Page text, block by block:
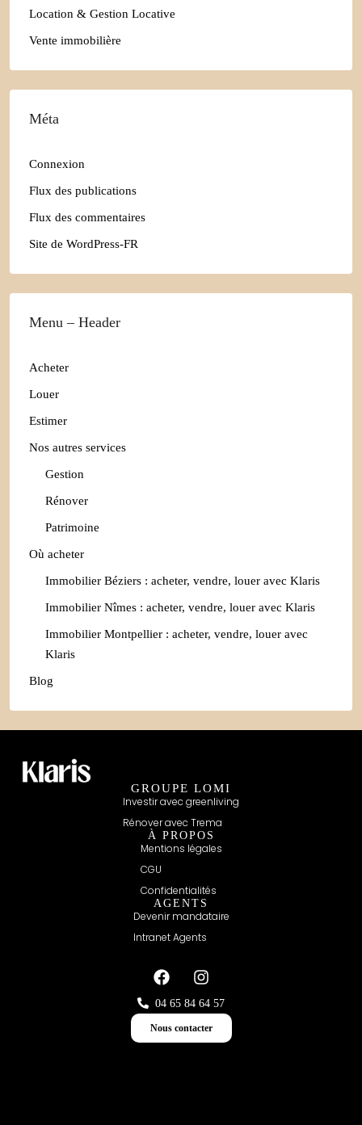
Location & Gestion Locative
Vente immobilière
Méta
Connexion
Flux des publications
Flux des commentaires
Site de WordPress-FR
Menu – Header
Acheter
Louer
Estimer
Nos autres services
Gestion
Rénover
Patrimoine
Où acheter
Immobilier Béziers : acheter, vendre, louer avec Klaris
Immobilier Nîmes : acheter, vendre, louer avec Klaris
Immobilier Montpellier : acheter, vendre, louer avec
Klaris
Blog
GROUPE LOMI
Investir avec greenliving
Rénover avec Trema
À PROPOS
Mentions légales
CGU
Confidentialités
AGENTS
Devenir mandataire
Intranet Agents
04 65 84 64 57
Nous contacter